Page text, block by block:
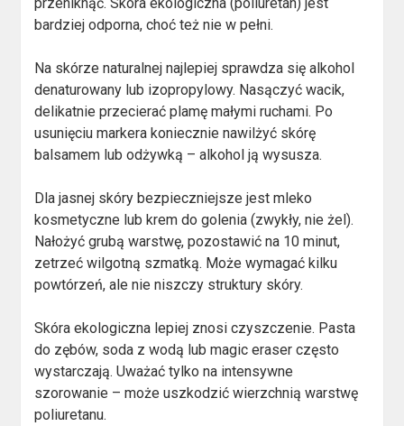
bardziej odporna, choć też nie w pełni.
Na skórze naturalnej najlepiej sprawdza się alkohol
denaturowany lub izopropylowy. Nasączyć wacik,
delikatnie przecierać plamę małymi ruchami. Po
usunięciu markera koniecznie nawilżyć skórę
balsamem lub odżywką – alkohol ją wysusza.
Dla jasnej skóry bezpieczniejsze jest mleko
kosmetyczne lub krem do golenia (zwykły, nie żel).
Nałożyć grubą warstwę, pozostawić na 10 minut,
zetrzeć wilgotną szmatką. Może wymagać kilku
powtórzeń, ale nie niszczy struktury skóry.
Skóra ekologiczna lepiej znosi czyszczenie. Pasta
do zębów, soda z wodą lub magic eraser często
wystarczają. Uważać tylko na intensywne
szorowanie – może uszkodzić wierzchnią warstwę
poliuretanu.